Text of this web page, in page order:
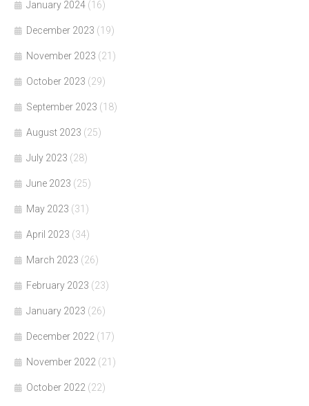
January 2024 (16)
December 2023 (19)
November 2023 (21)
October 2023 (29)
September 2023 (18)
August 2023 (25)
July 2023 (28)
June 2023 (25)
May 2023 (31)
April 2023 (34)
March 2023 (26)
February 2023 (23)
January 2023 (26)
December 2022 (17)
November 2022 (21)
October 2022 (22)